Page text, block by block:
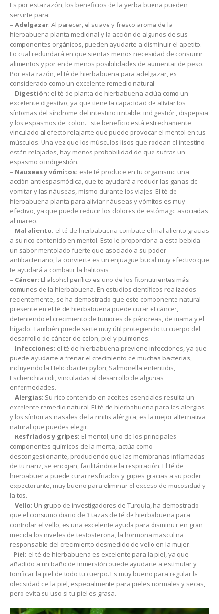
Es por esta razón, los beneficios de la yerba buena pueden
servirte para:
– Adelgazar: Al parecer, el suave y fresco aroma de la
hierbabuena planta medicinal y la acción de algunos de sus
componentes orgánicos, pueden ayudarte a disminuir el apetito.
Lo cual redundará en que sientas menos necesidad de consumir
alimentos y por ende menos posibilidades de aumentar de peso.
Por esta razón, el té de hierbabuena para adelgazar, es
considerado como un excelente remedio natural
– Digestión: el té de planta de hierbabuena actúa como un
excelente digestivo, ya que tiene la capacidad de aliviar los
síntomas del síndrome del intestino irritable: indigestión, dispepsia
y los espasmos del colon. Este beneficio está estrechamente
vinculado al efecto relajante que puede provocar el mentol en tus
músculos. Una vez que los músculos lisos que rodean el intestino
están relajados, hay menos probabilidad de que sufras un
espasmo o indigestión.
– Nauseas y vómitos: este té produce en tu organismo una
acción antiespasmódica, que te ayudará a reducir las ganas de
vomitar y las náuseas, mismo durante los viajes. El té de
hierbabuena planta para aliviar náuseas y vómitos es muy
efectivo, ya que puede reducir los dolores de estómago asociadas
al mareo.
– Mal aliento: el té de hierbabuena combate el mal aliento gracias
a su rico contenido en mentol. Esto le proporciona a esta bebida
un sabor mentolado fuerte que asociado a su poder
antibacteriano, la convierte es un enjuague bucal muy efectivo que
te ayudará a combatir la halitosis.
– Cáncer: El alcohol perílico es uno de los fitonutrientes más
comunes de la hierbabuena. En estudios científicos realizados
recientemente, se ha demostrado que este componente natural
presente en el té de hierbabuena puede curar el cáncer,
deteniendo el crecimiento de tumores de páncreas, de mama y el
hígado. También puede serte muy útil protegiendo tu cuerpo del
desarrollo de cáncer de colon, piel y pulmones.
– Infecciones: el té de hierbabuena previene infecciones, ya que
puede ayudarte a frenar el crecimiento de muchas bacterias,
incluyendo la Helicobacter pylori, Salmonella enteritidis,
Escherichia coli, vinculadas al desarrollo de algunas
enfermedades.
– Alergias: Su rico contenido en aceites esenciales resulta un
excelente remedio natural. El té de hierbabuena para las alergias
y los síntomas nasales de la rinitis alérgica, es la mejor alternativa
natural que puedes elegir.
– Resfriados y gripes: El mentol, uno de los principales
componentes químicos de la menta, actúa como
descongestionante, produciendo que las membranas inflamadas
de tu nariz, se encojan, facilitándote la respiración. El té de
hierbabuena puede curar resfriados y gripes gracias a su poder
expectorante, muy bueno para eliminar el exceso de mucosidad y
la tos.
– Vello: Un grupo de investigadores de Turquía, ha demostrado
que el consumo diario de 3 tazas de té de hierbabuena para
controlar el vello, es una excelente ayuda para disminuir en gran
medida los niveles de testosterona, la hormona masculina
responsable del crecimiento desmedido de vello en la mujer.
–Piel: el té de hierbabuena es excelente para la piel, ya que
añadido a un baño de inmersión puede ayudarte a estimular y
tonificar la piel de todo tu cuerpo. Es muy bueno para regular la
oleosidad de la piel, especialmente para pieles normales y secas,
pero evita su uso si tu piel es grasa.